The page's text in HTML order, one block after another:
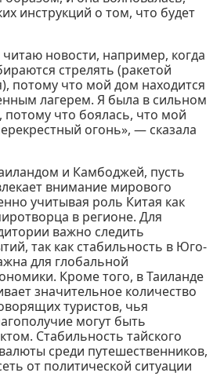
инструкций о том, что будет
читаю новости, например, когда
стрелять (ракетой
потому что мой дом находится
лагерем. Я была в сильном
потому что боялась, что мой
огонь», — сказала
и Камбоджей, пусть
внимание мирового
учитывая роль Китая как
в регионе. Для
важно следить
так как стабильность в Юго-
для глобальной
Кроме того, в Таиланде
значительное количество
туристов, чья
могут быть
Стабильность тайского
среди путешественников,
от политической ситуации